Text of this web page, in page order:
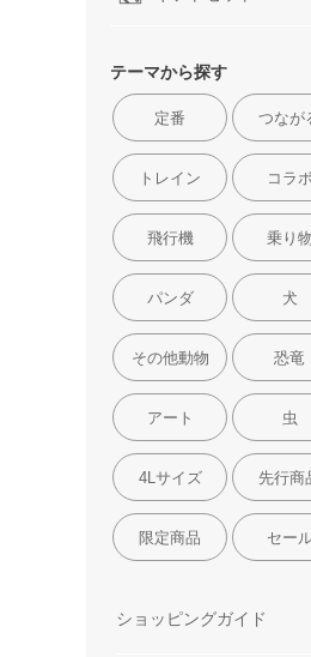
テーマから探す
定番 つなが
トレイン コラボ
飛行機 乗り物
パンダ 犬
その他動物 恐竜
アート 虫
4Lサイズ 先行商
限定商品 セー
ショッピングガイド